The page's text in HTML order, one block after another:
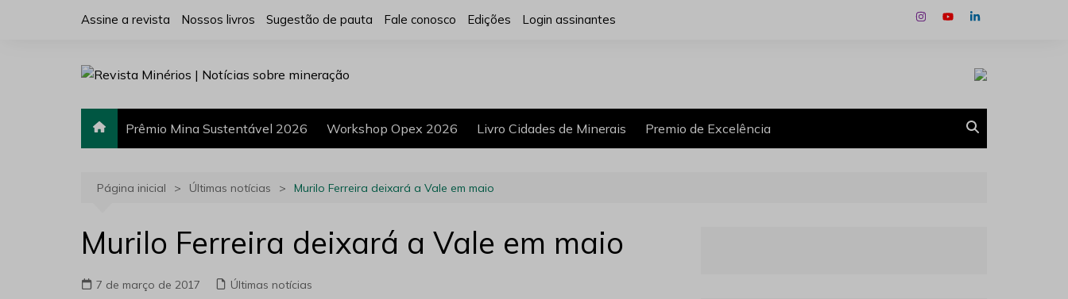
Assine a revista Nossos livros Sugestão de pauta Fale conosco Edições Login assinantes
Prêmio Mina Sustentável 2026 Workshop Opex 2026 Livro Cidades de Minerais Premio de Excelência
Página inicial Últimas notícias Murilo Ferreira deixará a Vale em maio
Murilo Ferreira deixará a Vale em maio
7 de março de 2017 Últimas notícias